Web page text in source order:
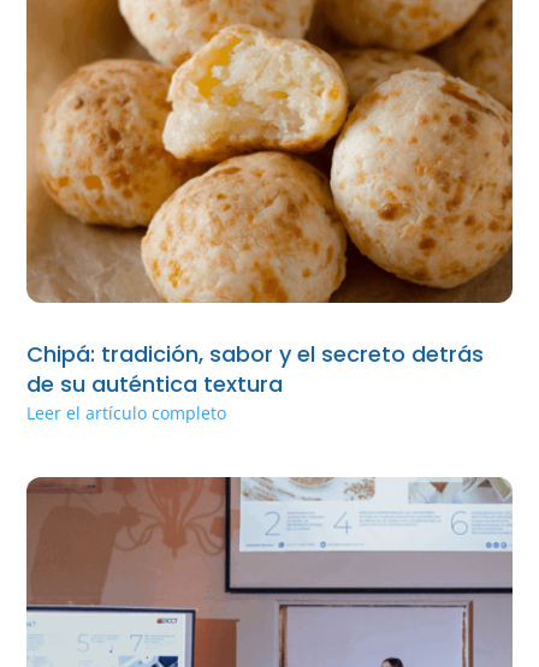
Chipá: tradición, sabor y el secreto detrás
de su auténtica textura
Leer el artículo completo